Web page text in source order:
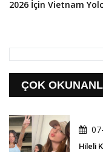
2026 İçin Vietnam
ÇOK
Hileli